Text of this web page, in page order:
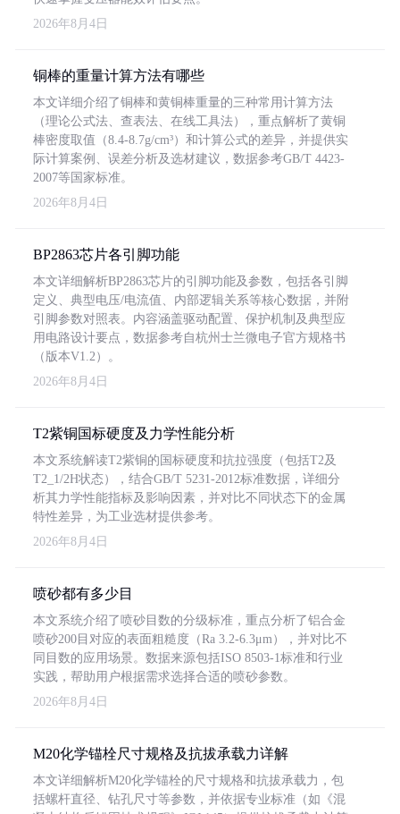
2026年8月4日
铜棒的重量计算方法有哪些
本文详细介绍了铜棒和黄铜棒重量的三种常用计算方法
（理论公式法、查表法、在线工具法），重点解析了黄铜
棒密度取值（8.4-8.7g/cm³）和计算公式的差异，并提供实
际计算案例、误差分析及选材建议，数据参考GB/T 4423-
2007等国家标准。
2026年8月4日
BP2863芯片各引脚功能
本文详细解析BP2863芯片的引脚功能及参数，包括各引脚
定义、典型电压/电流值、内部逻辑关系等核心数据，并附
引脚参数对照表。内容涵盖驱动配置、保护机制及典型应
用电路设计要点，数据参考自杭州士兰微电子官方规格书
（版本V1.2）。
2026年8月4日
T2紫铜国标硬度及力学性能分析
本文系统解读T2紫铜的国标硬度和抗拉强度（包括T2及
T2_1/2H状态），结合GB/T 5231-2012标准数据，详细分
析其力学性能指标及影响因素，并对比不同状态下的金属
特性差异，为工业选材提供参考。
2026年8月4日
喷砂都有多少目
本文系统介绍了喷砂目数的分级标准，重点分析了铝合金
喷砂200目对应的表面粗糙度（Ra 3.2-6.3μm），并对比不
同目数的应用场景。数据来源包括ISO 8503-1标准和行业
实践，帮助用户根据需求选择合适的喷砂参数。
2026年8月4日
M20化学锚栓尺寸规格及抗拔承载力详解
本文详细解析M20化学锚栓的尺寸规格和抗拔承载力，包
括螺杆直径、钻孔尺寸等参数，并依据专业标准（如《混